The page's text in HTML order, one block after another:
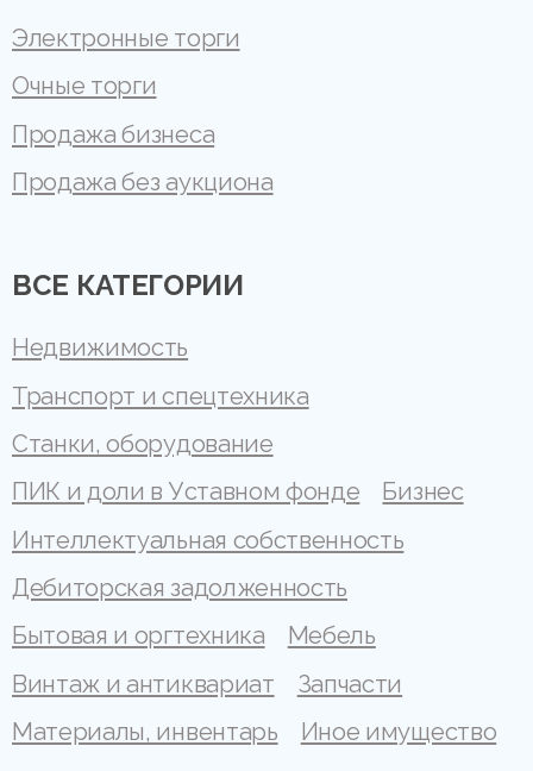
Электронные торги
Очные торги
Продажа бизнеса
Продажа без аукциона
ВСЕ КАТЕГОРИИ
Недвижимость
Транспорт и спецтехника
Станки, оборудование
ПИК и доли в Уставном фонде
Бизнес
Интеллектуальная собственность
Дебиторская задолженность
Бытовая и оргтехника
Мебель
Винтаж и антиквариат
Запчасти
Материалы, инвентарь
Иное имущество